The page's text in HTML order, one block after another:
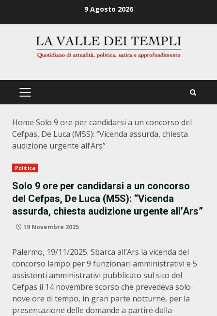
9 Agosto 2026
PRIMÄRES
Home Solo 9 ore per candidarsi a un concorso del
Cefpas, De Luca (M5S): “Vicenda assurda, chiesta
audizione urgente all’Ars”
Politica
Solo 9 ore per candidarsi a un concorso
del Cefpas, De Luca (M5S): “Vicenda
assurda, chiesta audizione urgente all’Ars”
19 Novembre 2025
Palermo, 19/11/2025. Sbarca all’Ars la vicenda del
concorso lampo per 9 funzionari amministrativi e 5
assistenti amministrativi pubblicato sul sito del
Cefpas il 14 novembre scorso che prevedeva solo
nove ore di tempo, in gran parte notturne, per la
presentazione delle domande a partire dalla